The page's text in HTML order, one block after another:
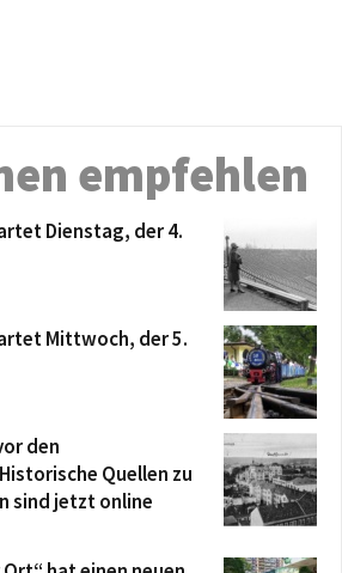
empfehlen
Dienstag, der 4.
Mittwoch, der 5.
den
Quellen zu
sind jetzt online